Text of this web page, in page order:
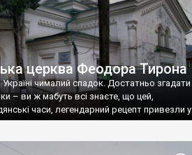
церква Феодора Тирона
чималий спадок. Достатньо згадати
– ви ж мабуть всі знаєте, що цей,
часи, легендарний рецепт привезли у